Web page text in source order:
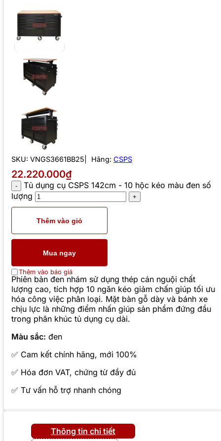
SKU: VNGS3661BB25 Hãng: CSPS
22.220.000₫
Tủ dụng cụ CSPS 142cm - 10 hộc kéo màu đen số
lượng
Thêm vào giỏ
Mua ngay
Thêm vào báo giá
Phiên bản đen nhám sử dụng thép cán nguội chất
lượng cao, tích hợp 10 ngăn kéo giảm chấn giúp tối ưu
hóa công việc phân loại. Mặt bàn gỗ dày và bánh xe
chịu lực là những điểm nhấn giúp sản phẩm đứng đầu
trong phân khúc tủ dụng cụ dài.
Màu sắc: đen
✅ Cam kết chính hãng, mới 100%
✅ Hóa đơn VAT, chứng từ đầy đủ
✅ Tư vấn hỗ trợ nhanh chóng
Thông tin chi tiết